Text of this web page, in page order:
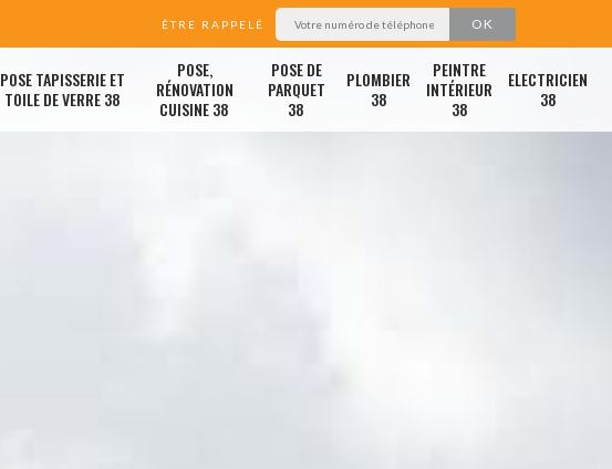
ÊTRE RAPPELÉ
POSE TAPISSERIE ET
TOILE DE VERRE 38
POSE,
RÉNOVATION
CUISINE 38
POSE DE
PARQUET
38
PLOMBIER
38
PEINTRE
INTÉRIEUR
38
ELECTRICIEN
38